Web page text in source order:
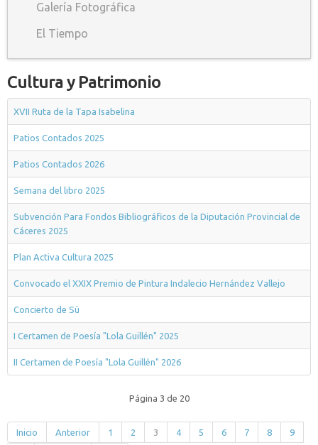
Galería Fotográfica
El Tiempo
Cultura y Patrimonio
XVII Ruta de la Tapa Isabelina
Patios Contados 2025
Patios Contados 2026
Semana del libro 2025
Subvención Para Fondos Bibliográficos de la Diputación Provincial de
Cáceres 2025
Plan Activa Cultura 2025
Convocado el XXIX Premio de Pintura Indalecio Hernández Vallejo
Concierto de Sü
I Certamen de Poesía "Lola Guillén" 2025
II Certamen de Poesía "Lola Guillén" 2026
Página 3 de 20
Inicio Anterior 1 2 3 4 5 6 7 8 9